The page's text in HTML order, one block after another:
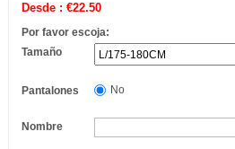
Desde : €22.50
Por favor escoja:
Tamaño
Pantalones No
Nombre